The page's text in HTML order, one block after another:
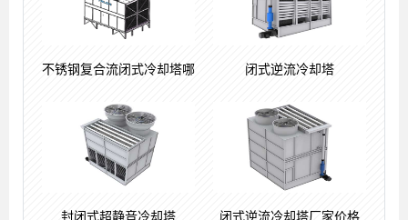
不锈钢复合流闭式冷却塔哪 闭式逆流冷却塔
封闭式超静音冷却塔 闭式逆流冷却塔厂家价格